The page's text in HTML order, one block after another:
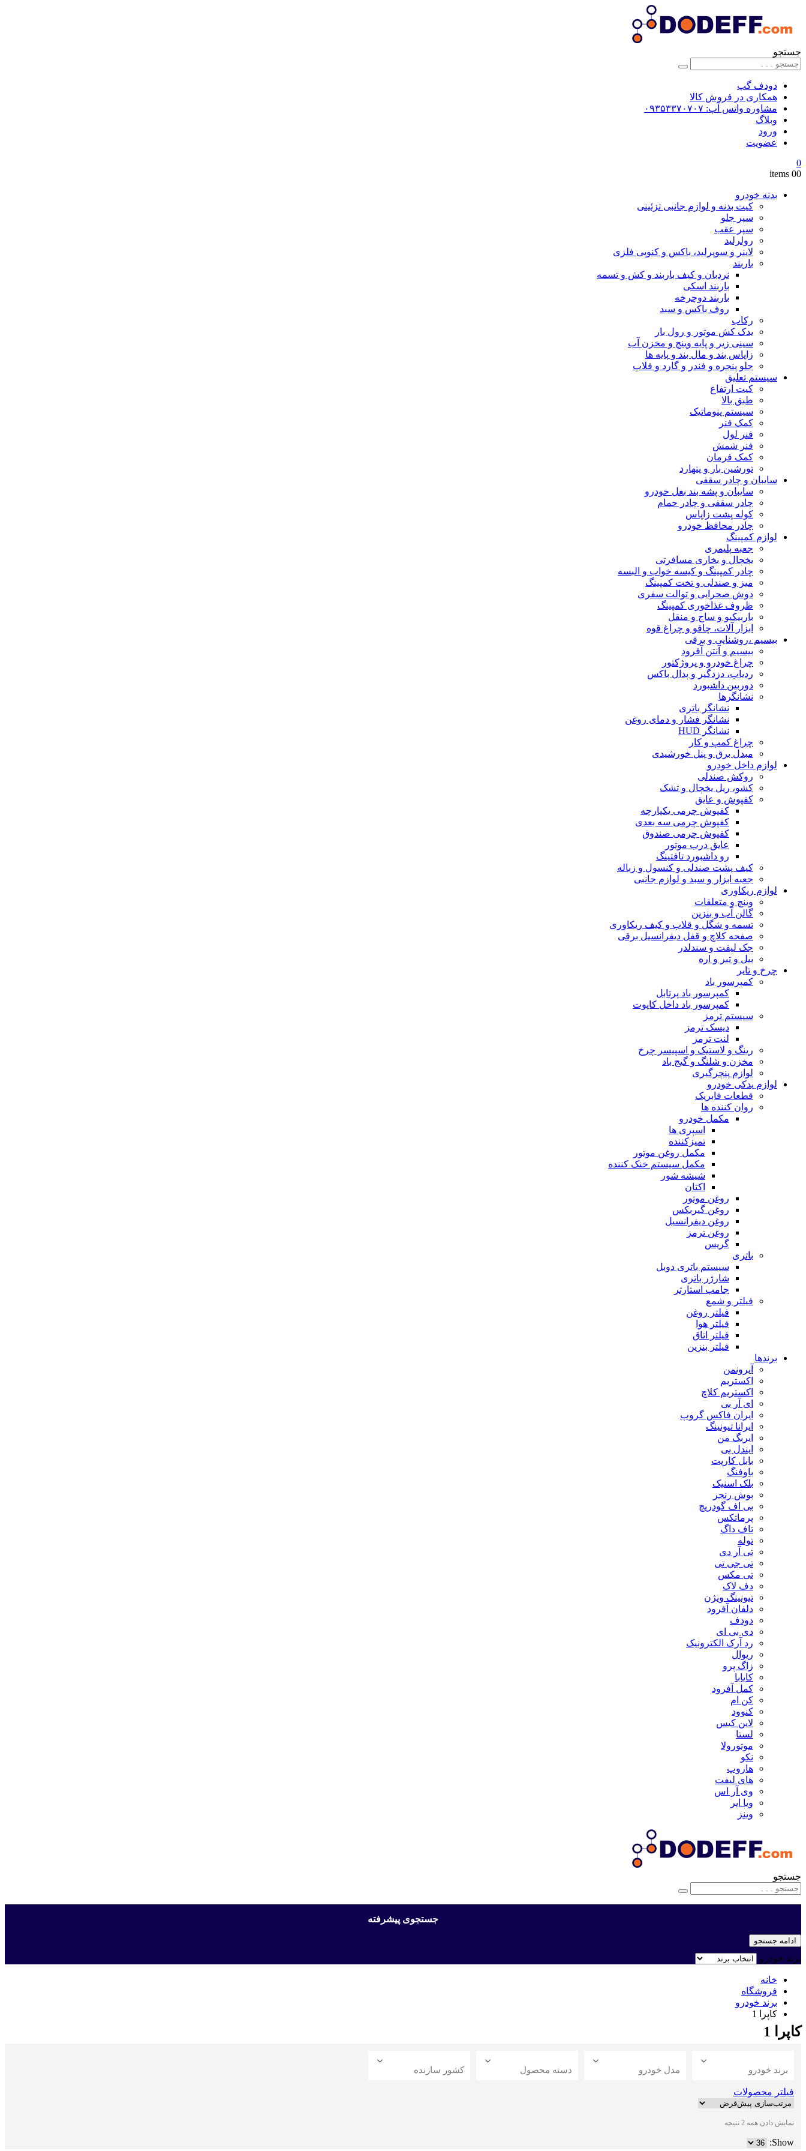
جستجو
دودف گپ
همکاری در فروش کالا
مشاوره واتس آپ: ۰۹۳۵۳۳۷۰۷۰۷
وبلاگ
ورود
عضویت
0
00 items
بدنه خودرو
کیت بدنه و لوازم جانبی تزئینی
سپر جلو
سپر عقب
رولرلید
لاینر و سوپرلید، باکس و کنوپی فلزی
باربند
نردبان و کیف باربند و کش و تسمه
باربند اسکی
باربند دوچرخه
روف باکس و سبد
رکاب
یدک کش موتور و رول بار
سینی زیر و پایه وینچ و مخزن آب
زاپاس بند و مال بند و پایه ها
جلو پنجره و فندر و گارد و فلاپ
سیستم تعلیق
کیت ارتفاع
طبق بالا
سیستم پنوماتیک
کمک فنر
فنر لول
فنر شمش
کمک فرمان
تورشین بار و پنهارد
سایبان و چادر سقفی
سایبان و پشه بند بغل خودرو
چادر سقفی و چادر حمام
کوله پشت زاپاس
چادر محافظ خودرو
لوازم کمپینگ
جعبه پلیمری
یخچال و بخاری مسافرتی
چادر کمپینگ و کیسه خواب و البسه
میز و صندلی و تخت کمپینگ
دوش صحرایی و توالت سفری
ظروف غذاخوری کمپینگ
باربیکیو و ساج و منقل
ابزار آلات، چاقو و چراغ قوه
بیسیم ،روشنایی و برقی
بیسیم و آنتن آفرود
چراغ خودرو و پروژکتور
ردیاب، دزدگیر و پدال باکس
دوربین داشبورد
نشانگرها
نشانگر باتری
نشانگر فشار و دمای روغن
نشانگر HUD
چراغ کمپ و کار
مبدل برق و پنل خورشیدی
لوازم داخل خودرو
روکش صندلی
کشو، ریل یخچال و تشک
کفپوش و عایق
کفپوش چرمی یکپارچه
کفپوش چرمی سه بعدی
کفپوش چرمی صندوق
عایق درب موتور
رو داشبورد تافتینگ
کیف پشت صندلی و کنسول و زباله
جعبه ابزار و سبد و لوازم جانبی
لوازم ریکاوری
وینچ و متعلقات
گالن آب و بنزین
تسمه و شگل و قلاب و کیف ریکاوری
صفحه کلاچ و قفل دیفرانسیل برقی
جک لیفت و سندلدر
بیل و تبر و اره
چرخ و تایر
کمپرسور باد
کمپرسور باد پرتابل
کمپرسور باد داخل کاپوت
سیستم ترمز
دیسک ترمز
لنت ترمز
رینگ و لاستیک و اسپیسر چرخ
مخزن و شلنگ و گیج باد
لوازم پنچرگیری
لوازم یدکی خودرو
قطعات فابریک
روان کننده ها
مکمل خودرو
اسپری ها
تمیزکننده
مکمل روغن موتور
مکمل سیستم خنک کننده
شیشه شور
اکتان
روغن موتور
روغن گیربکس
روغن دیفرانسیل
روغن ترمز
گریس
باتری
سیستم باتری دوبل
شارژر باتری
جامپ استارتر
فیلتر و شمع
فیلتر روغن
فیلتر هوا
فیلتر اتاق
فیلتر بنزین
برندها
آیرونمن
اکستریم
اکستریم کلاچ
ای آر بی
ایران فاکس گروپ
ایرانا تیونینگ
ایربگ من
ایندل بی
بابل کارپت
باوفنگ
بلک اسنیک
بوش رنجر
بی اف گودریچ
پرماتکس
تاف داگ
توله
تی آر دی
تی جی تی
تی مکس
دف لاک
تیونینگ ویژن
دلفان آفرود
دودف
دی بی ای
رد آرک الکترونیک
ریوال
زاگ پرو
کایابا
کمل آفرود
کن ام
کنوود
لاین کیس
لستا
موتورولا
نکو
هاروپ
های لیفت
وی آر اس
ویا ایر
وینز
جستجو
جستجوی پیشرفته
ادامه جستجو
برند خودرو
خانه
فروشگاه
برند خودرو
کاپرا 1
کاپرا 1
برند خودرو مدل خودرو دسته محصول کشور سازنده
فیلتر محصولات
نمایش دادن همه 2 نتیجه
Show: